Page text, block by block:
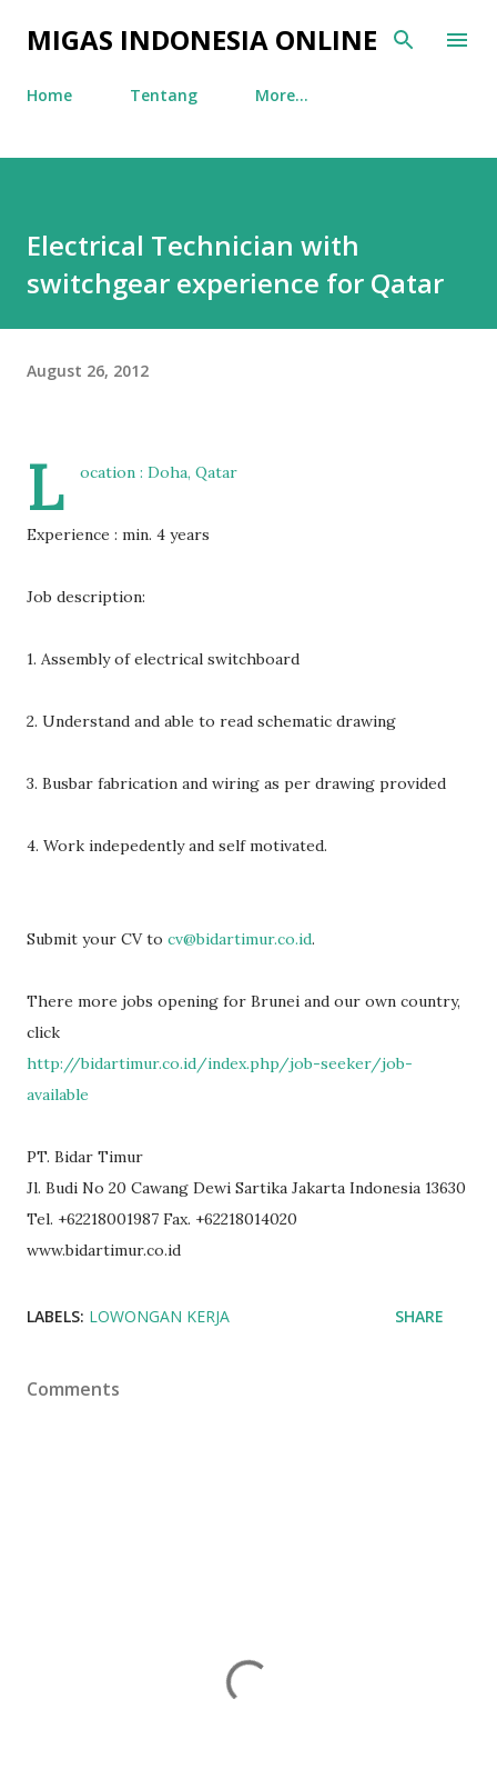
Skip to main content
MIGAS INDONESIA ONLINE
Home Tentang More…
Electrical Technician with
switchgear experience for Qatar
August 26, 2012
L ocation : Doha, Qatar
Experience : min. 4 years
Job description:
1. Assembly of electrical switchboard
2. Understand and able to read schematic drawing
3. Busbar fabrication and wiring as per drawing provided
4. Work indepedently and self motivated.
Submit your CV to cv@bidartimur.co.id.
There more jobs opening for Brunei and our own country,
click
http://bidartimur.co.id/index.php/job-seeker/job-
available
PT. Bidar Timur
Jl. Budi No 20 Cawang Dewi Sartika Jakarta Indonesia 13630
Tel. +62218001987 Fax. +62218014020
www.bidartimur.co.id
LABELS: LOWONGAN KERJA SHARE
Comments